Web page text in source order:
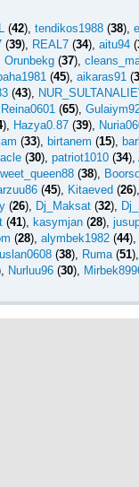
(42), tendikos1988 (38),
(39), REAL7 (34), aitu94 (
Orunbekg (37),
(45), aikaras91 (
(43),
Reina0601 (65),
), Hazya0.87 (39),
(33), birtanem (15),
(30), patriot1010 (34),
(38),
(45), Kitaeved (26),
(26), Dj_Maksat (32),
(41), kasymjan (28),
(28), alymbek1982 (44),
(38), Ruma(51),
Nurluu96 (30),